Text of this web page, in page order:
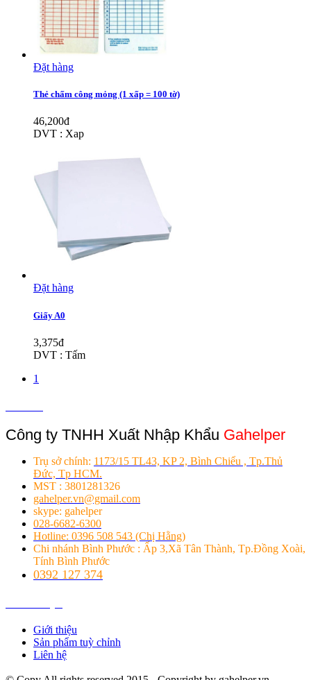
Đặt hàng
Thẻ chấm công mỏng (1 xấp = 100 tờ)
46,200đ
DVT : Xap
Đặt hàng
Giấy A0
3,375đ
DVT : Tấm
1
Công ty TNHH Xuất Nhập Khẩu Gahelper
Trụ sở chính: 1173/15 TL43, KP 2, Bình Chiểu , Tp.Thủ
Đức, Tp HCM.
MST : 3801281326
gahelper.vn@gmail.com
skype: gahelper
028-6682-6300
Hotline: 0396 508 543 (Chị Hằng)
Chi nhánh Bình Phước : Ấp 3,Xã Tân Thành, Tp.Đồng Xoài,
Tính Bình Phước
0392 127 374
Giới thiệu
Sản phẩm tuỳ chỉnh
Liên hệ